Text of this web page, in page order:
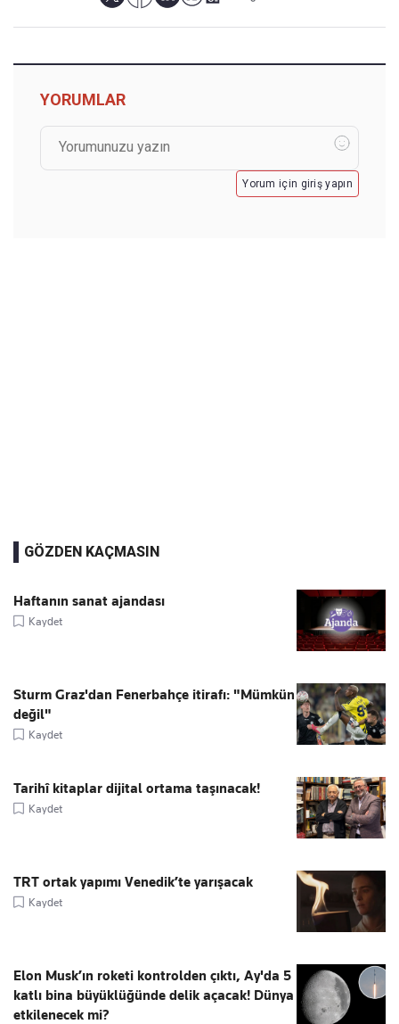
YORUMLAR
Yorum için giriş yapın
GÖZDEN KAÇMASIN
Haftanın sanat ajandası
Kaydet
Sturm Graz'dan Fenerbahçe itirafı: "Mümkün
değil"
Kaydet
Tarihî kitaplar dijital ortama taşınacak!
Kaydet
TRT ortak yapımı Venedik’te yarışacak
Kaydet
Elon Musk’ın roketi kontrolden çıktı, Ay'da 5
katlı bina büyüklüğünde delik açacak! Dünya
etkilenecek mi?